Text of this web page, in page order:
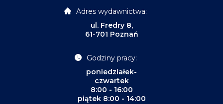
Adres wydawnictwa:
ul. Fredry 8,
61-701 Poznań
Godziny pracy:
poniedziałek-
czwartek
8:00 - 16:00
piątek 8:00 - 14:00